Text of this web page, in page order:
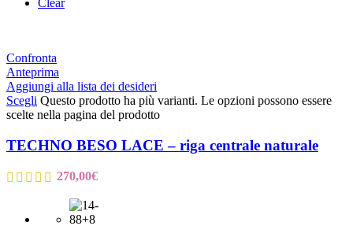
Clear
Confronta
Anteprima
Aggiungi alla lista dei desideri
Scegli Questo prodotto ha più varianti. Le opzioni possono essere
scelte nella pagina del prodotto
TECHNO BESO LACE – riga centrale naturale
270,00€